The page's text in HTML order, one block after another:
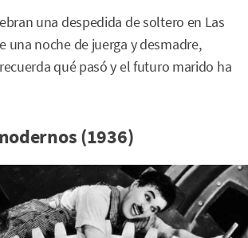
una despedida de soltero en Las
una noche de juerga y desmadre,
qué pasó y el futuro marido ha
(1936)